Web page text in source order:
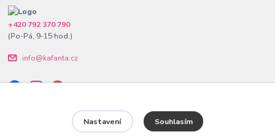
+420 792 370 790
(Po-Pá, 9-15 hod.)
info@kafanta.cz
Nastavení Souhlasím